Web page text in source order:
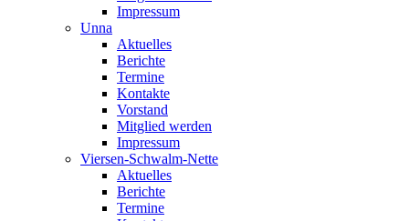
Impressum
Unna
Aktuelles
Berichte
Termine
Kontakte
Vorstand
Mitglied werden
Impressum
Viersen-Schwalm-Nette
Aktuelles
Berichte
Termine